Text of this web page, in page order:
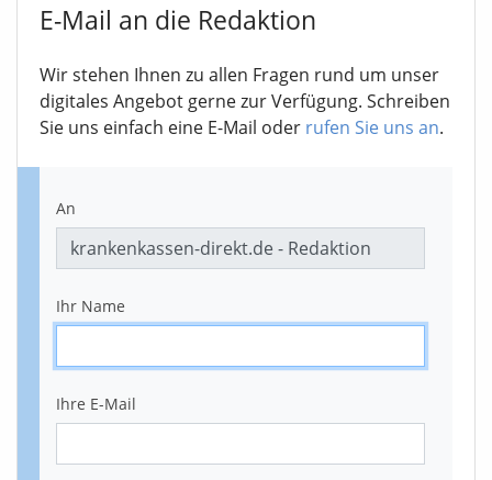
E-Mail an die Redaktion
Wir stehen Ihnen zu allen Fragen rund um unser
digitales Angebot gerne zur Verfügung. Schreiben
Sie uns einfach eine E-Mail oder rufen Sie uns an.
An
Ihr Name
Ihre E-Mail